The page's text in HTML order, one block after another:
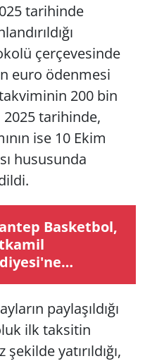
tarihinde
çerçevesinde
euro ödenmesi
200 bin
2025 tarihinde,
ise 10 Ekim
hususunda
Basketbol,
paylaşıldığı
ilk taksitin
yatırıldığı,